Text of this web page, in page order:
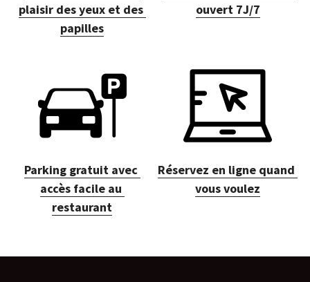
plaisir des yeux et des
papilles
ouvert 7J/7
Parking gratuit avec
accès facile au
restaurant
Réservez en ligne quand
vous voulez